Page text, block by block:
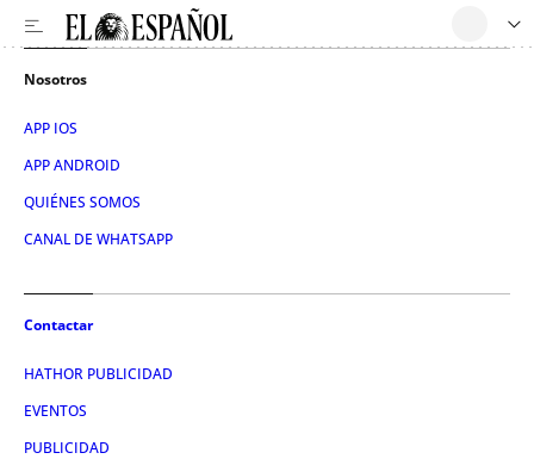
Nosotros
APP IOS
APP ANDROID
QUIÉNES SOMOS
CANAL DE WHATSAPP
Contactar
HATHOR PUBLICIDAD
EVENTOS
PUBLICIDAD